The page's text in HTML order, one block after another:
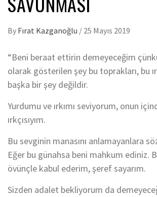
By Fırat Kazganoğlu / 25 Mayıs 2019
“Beni beraat ettirin demeyeceğim
olarak gösterilen şey bu toprakları, bu
başka bir şey değildir.
Yurdumu ve ırkımı seviyorum, onun
ırkçısıyım.
Bu sevginin manasını anlamayanlara
Eğer bu günahsa beni mahkum ediniz.
övünçle kabul ederim, şeref sayarım.
Sizden adalet bekliyorum da